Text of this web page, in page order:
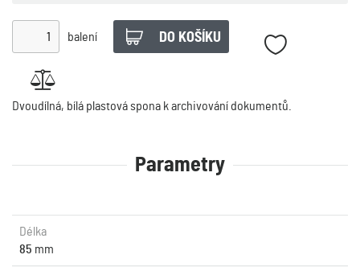
balení
Dvoudílná, bílá plastová spona k archivování dokumentů.
Parametry
Délka
85 mm